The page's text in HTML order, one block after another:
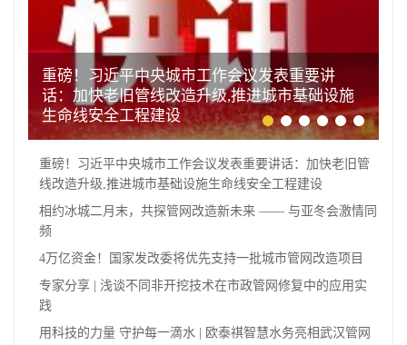
重磅！习近平中央城市工作会议发表重要讲
话：加快老旧管线改造升级,推进城市基础设施
生命线安全工程建设
重磅！习近平中央城市工作会议发表重要讲话：加快老旧管
线改造升级,推进城市基础设施生命线安全工程建设
相约冰城二月末，共探管网改造新未来 —— 与亚冬会激情同
频
4万亿资金！国家发改委将优先支持一批城市管网改造项目
专家分享 | 浅谈不同非开挖技术在市政管网修复中的应用实
践
用科技的力量 守护每一滴水 | 欧泰祺智慧水务亮相武汉管网